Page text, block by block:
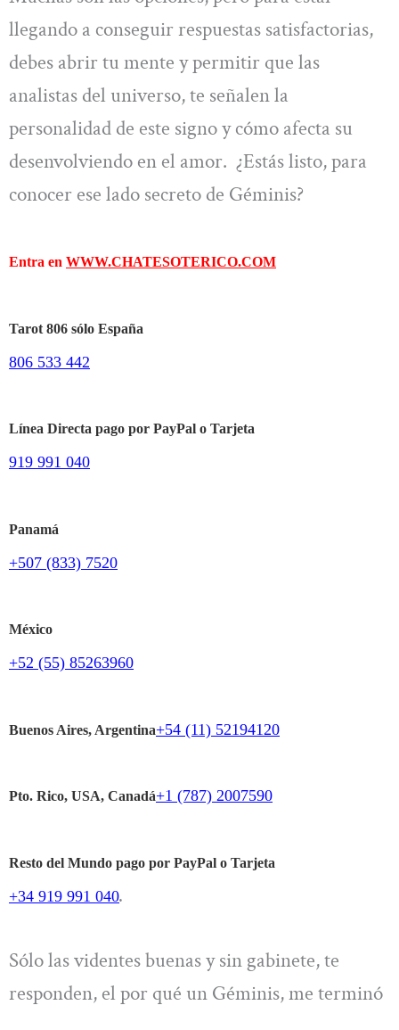
llegando a conseguir respuestas satisfactorias,
debes abrir tu mente y permitir que las
analistas del universo, te señalen la
personalidad de este signo y cómo afecta su
desenvolviendo en el amor. ¿Estás listo, para
conocer ese lado secreto de Géminis?
Entra en WWW.CHATESOTERICO.COM
Tarot 806 sólo España
806 533 442
Línea Directa pago por PayPal o Tarjeta
919 991 040
Panamá
+507 (833) 7520
México
+52 (55) 85263960
Buenos Aires, Argentina+54 (11) 52194120
Pto. Rico, USA, Canadá+1 (787) 2007590
Resto del Mundo pago por PayPal o Tarjeta
+34 919 991 040.
Sólo las videntes buenas y sin gabinete, te
responden, el por qué un Géminis, me terminó